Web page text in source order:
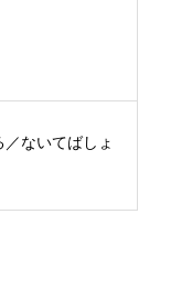
ないてばしょ